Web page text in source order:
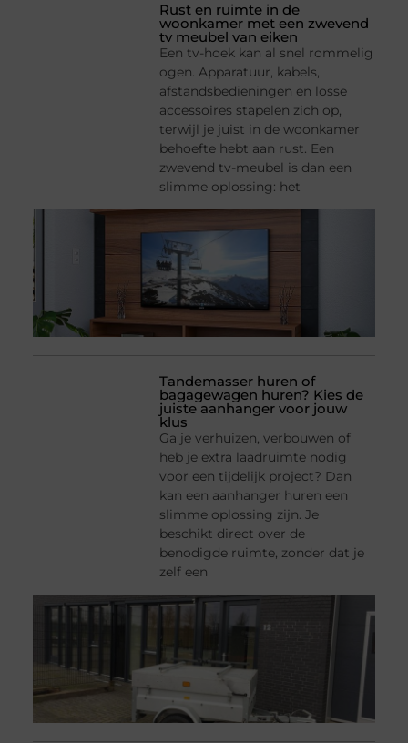
Rust en ruimte in de
woonkamer met een zwevend
tv meubel van eiken
Een tv-hoek kan al snel rommelig
ogen. Apparatuur, kabels,
afstandsbedieningen en losse
accessoires stapelen zich op,
terwijl je juist in de woonkamer
behoefte hebt aan rust. Een
zwevend tv-meubel is dan een
slimme oplossing: het
Tandemasser huren of
bagagewagen huren? Kies de
juiste aanhanger voor jouw
klus
Ga je verhuizen, verbouwen of
heb je extra laadruimte nodig
voor een tijdelijk project? Dan
kan een aanhanger huren een
slimme oplossing zijn. Je
beschikt direct over de
benodigde ruimte, zonder dat je
zelf een